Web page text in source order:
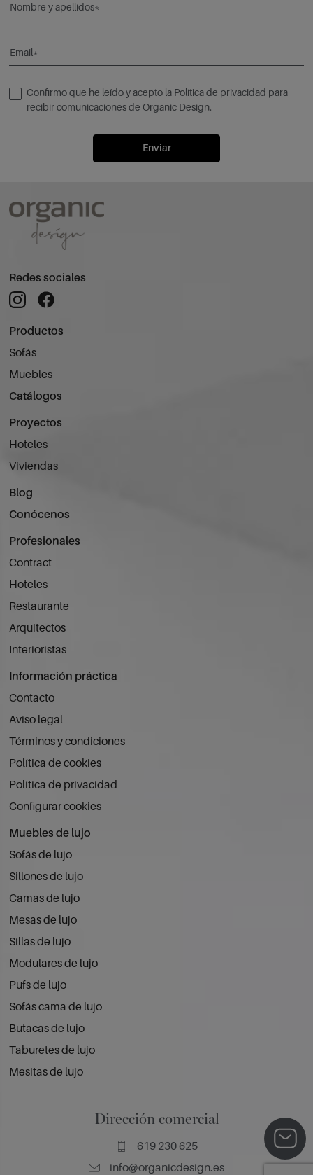
Nombre y apellidos*
Email*
Confirmo que he leído y acepto la Política de privacidad para
recibir comunicaciones de Organic Design.
Enviar
Redes sociales
Productos
Sofás
Muebles
Catálogos
Proyectos
Hoteles
Viviendas
Blog
Conócenos
Profesionales
Contract
Hoteles
Restaurante
Arquitectos
Interioristas
Información práctica
Contacto
Aviso legal
Términos y condiciones
Política de cookies
Política de privacidad
Configurar cookies
Muebles de lujo
Sofás de lujo
Sillones de lujo
Camas de lujo
Mesas de lujo
Sillas de lujo
Modulares de lujo
Pufs de lujo
Sofás cama de lujo
Butacas de lujo
Taburetes de lujo
Mesitas de lujo
Dirección comercial
619 230 625
info@organicdesign.es